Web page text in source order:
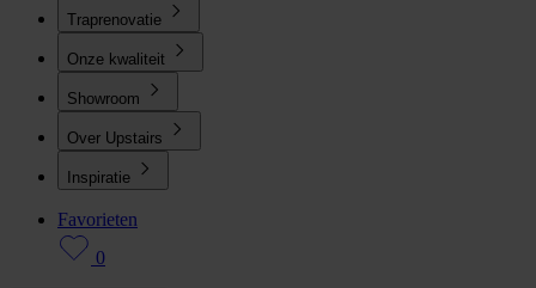
Traprenovatie
Onze kwaliteit
Showroom
Over Upstairs
Inspiratie
Favorieten
0